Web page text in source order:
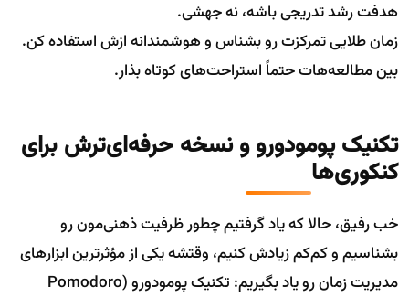
هدفت رشد تدریجی باشه، نه جهشی.
زمان طلایی تمرکزت رو بشناس و هوشمندانه ازش استفاده کن.
بین مطالعه‌هات حتماً استراحت‌های کوتاه بذار.
تکنیک پومودورو و نسخه حرفه‌ای‌ترش برای
کنکوری‌ها
خب رفیق، حالا که یاد گرفتیم چطور ظرفیت ذهنی‌مون رو
بشناسیم و کم‌کم زیادش کنیم، وقتشه یکی از مؤثرترین ابزارهای
مدیریت زمان رو یاد بگیریم: تکنیک پومودورو (Pomodoro